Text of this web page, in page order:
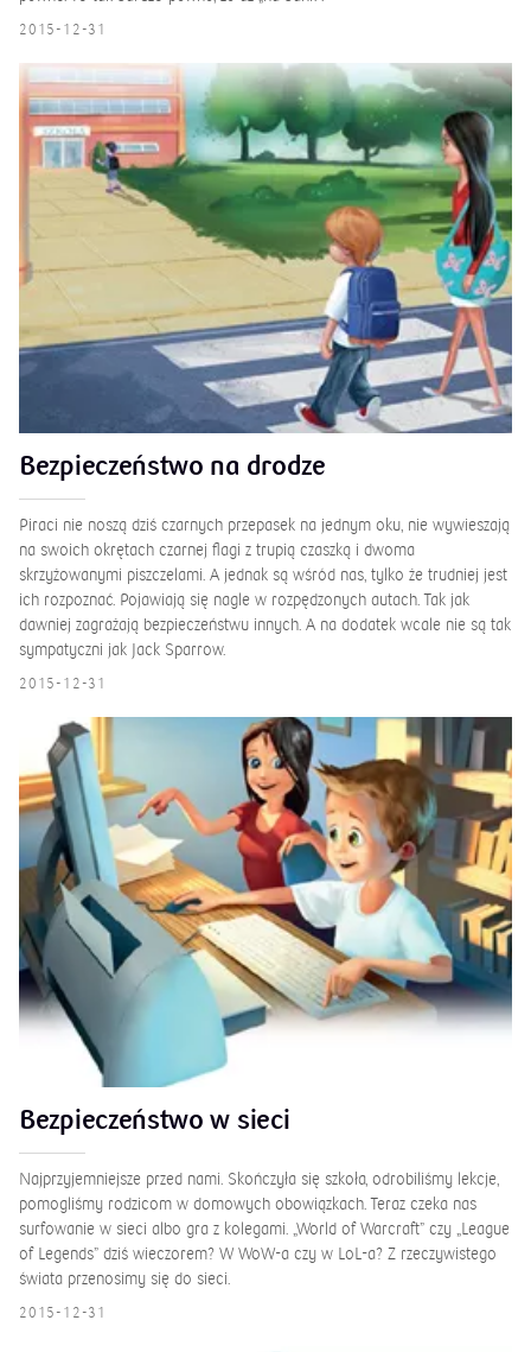
2015-12-31
Bezpieczeństwo na drodze
Piraci nie noszą dziś czarnych przepasek na jednym oku, nie wywieszają
na swoich okrętach czarnej flagi z trupią czaszką i dwoma
skrzyżowanymi piszczelami. A jednak są wśród nas, tylko że trudniej jest
ich rozpoznać. Pojawiają się nagle w rozpędzonych autach. Tak jak
dawniej zagrażają bezpieczeństwu innych. A na dodatek wcale nie są tak
sympatyczni jak Jack Sparrow.
2015-12-31
Bezpieczeństwo w sieci
Najprzyjemniejsze przed nami. Skończyła się szkoła, odrobiliśmy lekcje,
pomogliśmy rodzicom w domowych obowiązkach. Teraz czeka nas
surfowanie w sieci albo gra z kolegami. „World of Warcraft” czy „League
of Legends” dziś wieczorem? W WoW-a czy w LoL-a? Z rzeczywistego
świata przenosimy się do sieci.
2015-12-31